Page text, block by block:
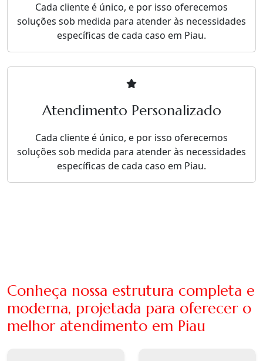
Cada cliente é único, e por isso oferecemos
soluções sob medida para atender às necessidades
específicas de cada caso em Piau.
Atendimento Personalizado
Cada cliente é único, e por isso oferecemos
soluções sob medida para atender às necessidades
específicas de cada caso em Piau.
Conheça nossa estrutura completa e
moderna, projetada para oferecer o
melhor atendimento em Piau